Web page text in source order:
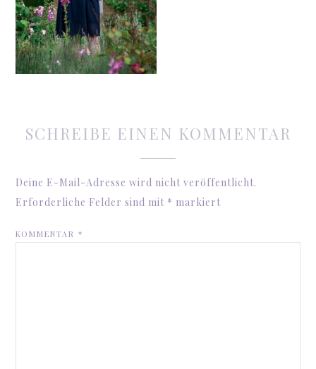
SCHREIBE EINEN KOMMENTAR
Deine E-Mail-Adresse wird nicht veröffentlicht.
Erforderliche Felder sind mit * markiert
KOMMENTAR*